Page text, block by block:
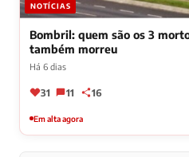
NOTÍCIAS
Bombril: quem são os 3
também morreu
Há 6 dias
31 11 16
Em alta agora